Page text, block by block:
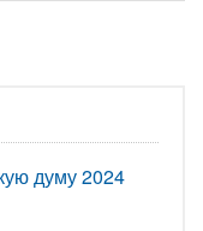
думу 2024